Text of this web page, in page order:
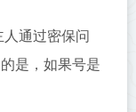
通过密保问
是，如果号是